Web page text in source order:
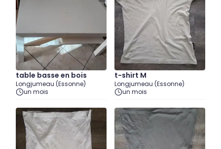
table basse en bois
Longjumeau (Essonne)
un mois
t-shirt M
Longjumeau (Essonne)
un mois